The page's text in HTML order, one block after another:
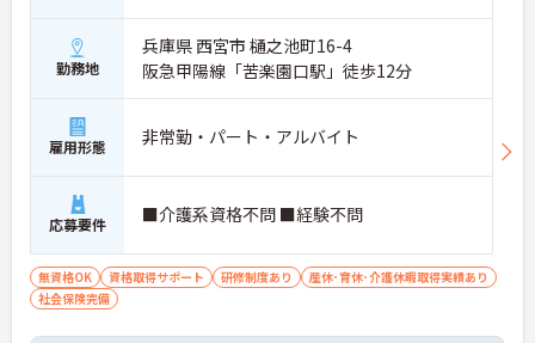
■ 長く働きやすい職場です♪
ライフスタイルに合わせた働き方が相談できます。
・育児休業制度あり
・介護休業制度あり
→ 将来を見据えながら働き続けやすい環境です♪
■ 福利厚生も充実です♪
職員が安心して働ける制度が整っています。
・食事補助制度あり
・交通費全額支給
勤務地
兵庫県 西宮市 樋之池町16-4
阪急甲陽線「苦楽園口駅」徒歩12分
雇用形態 非常勤・パート・アルバイト
応募要件 ■介護系資格不問 ■経験不問
無資格OK 資格取得サポート 研修制度あり
産休･育休･介護休暇取得実績あり
社会保険完備